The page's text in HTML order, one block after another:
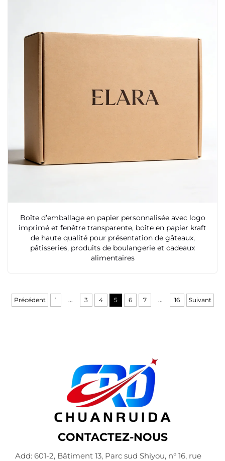
Boîte d’emballage en papier personnalisée avec logo
imprimé et fenêtre transparente, boîte en papier kraft
de haute qualité pour présentation de gâteaux,
pâtisseries, produits de boulangerie et cadeaux
alimentaires
Précédent 1 3 4 5 6 7 16 Suivant
CONTACTEZ-NOUS
Add: 601-2, Bâtiment 13, Parc sud Shiyou, n° 16, rue